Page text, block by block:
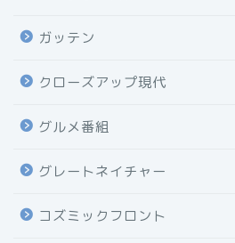
ガッテン
クローズアップ現代
グルメ番組
グレートネイチャー
コズミックフロント